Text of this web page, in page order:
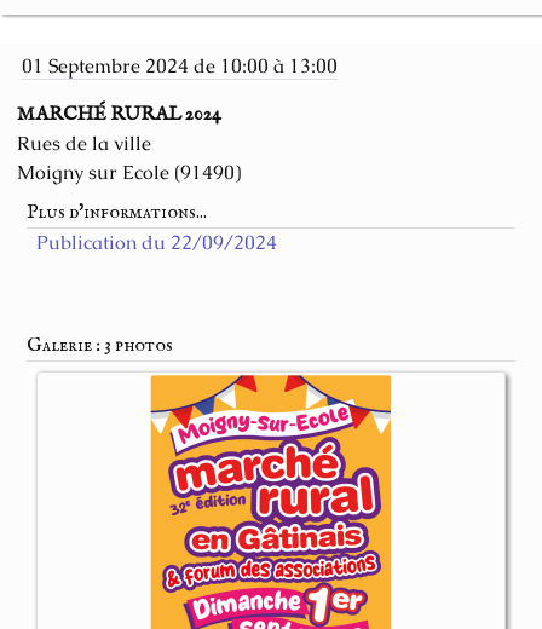
01 Septembre 2024 de 10:00 à 13:00
MARCHÉ RURAL 2024
Rues de la ville
Moigny sur Ecole (91490)
Plus d'informations...
Publication du 22/09/2024
Galerie : 3 photos